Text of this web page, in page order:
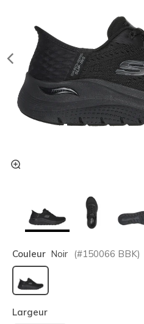
Couleur Noir (#150066 BBK)
sélectionné
Largeur